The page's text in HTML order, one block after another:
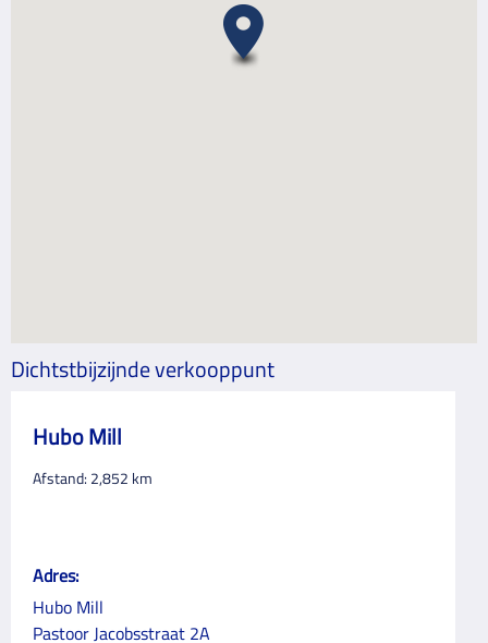
Dichtstbijzijnde verkooppunt
Hubo Mill
Afstand: 2,852 km
Adres:
Hubo Mill
Pastoor Jacobsstraat 2A